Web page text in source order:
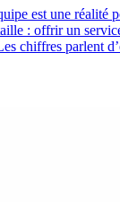
est une réalité
: offrir un
chiffres parlent